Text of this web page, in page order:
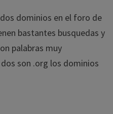
dominios en el foro de
bastantes busquedas y
palabras muy
son .org los dominios